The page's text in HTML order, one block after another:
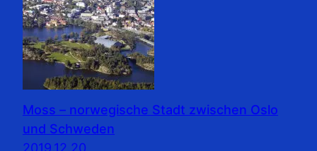
Moss – norwegische Stadt zwischen Oslo
und Schweden